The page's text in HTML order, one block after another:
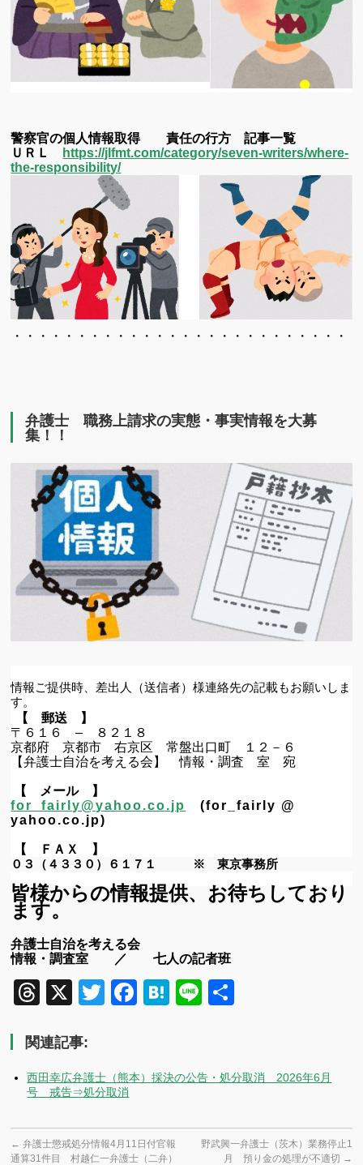
警察官の個人情報取得 責任の行方 記事一覧
ＵＲＬ
https://jlfmt.com/category/seven-writers/where-
the-responsibility/
・・・・・・・・・・・・・・・・・・・・・・・・・・
弁護士 職務上請求の実態・事実情報を大募
集！！
情報ご提供時、差出人（送信者）様連絡先の記載もお願いしま
す。
【 郵送 】
〒６１６– ８２１８
京都府 京都市 右京区 常盤出口町 １２－６
【弁護士自治を考える会】 情報・調査 室 宛
【 メール 】
for_fairly@yahoo.co.jp
(for_fairly @
yahoo.co.jp)
【 ＦＡＸ 】
０３（４３３０）６１７１ ※ 東京事務所
皆様からの情報提供、お待ちしており
ます。
弁護士自治を考える会
情報・調査室 ／ 七人の記者班
Threads
X TwitterFacebook
Hatena
Line
関連記事:
西田幸広弁護士（熊本）採決の公告・処分取消 2026年6月
号 戒告⇒処分取消
← 弁護士懲戒処分情報4月11日付官報
通算31件目 村越仁一弁護士（二弁）
野武興一弁護士（茨木）業務停止1
月 預り金の処理が不適切 →